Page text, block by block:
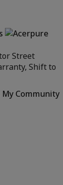
Street
Shift to
My Community